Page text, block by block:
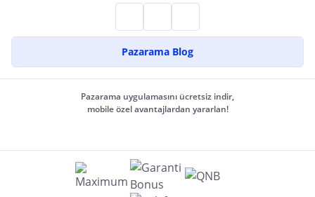
Pazarama Blog
Pazarama uygulamasını ücretsiz indir,
mobile özel avantajlardan yararlan!